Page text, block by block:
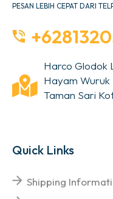
PESAN LEBIH CEPAT DARI
Harco Glodok
Hayam Wuruk
Taman Sari
Quick Links
Shipping